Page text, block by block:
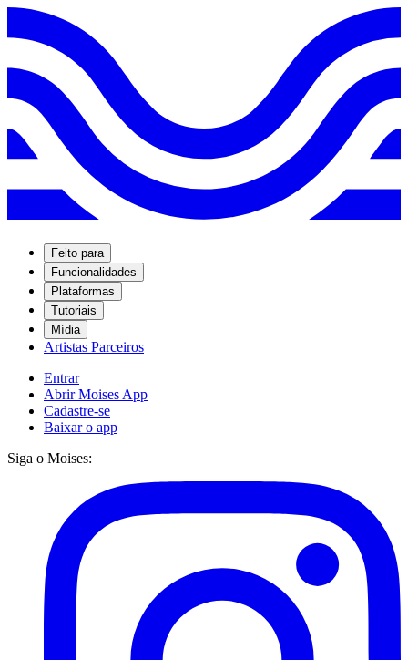
Feito para
Funcionalidades
Plataformas
Tutoriais
Mídia
Artistas Parceiros
Entrar
Abrir Moises App
Cadastre-se
Baixar o app
Siga o Moises: